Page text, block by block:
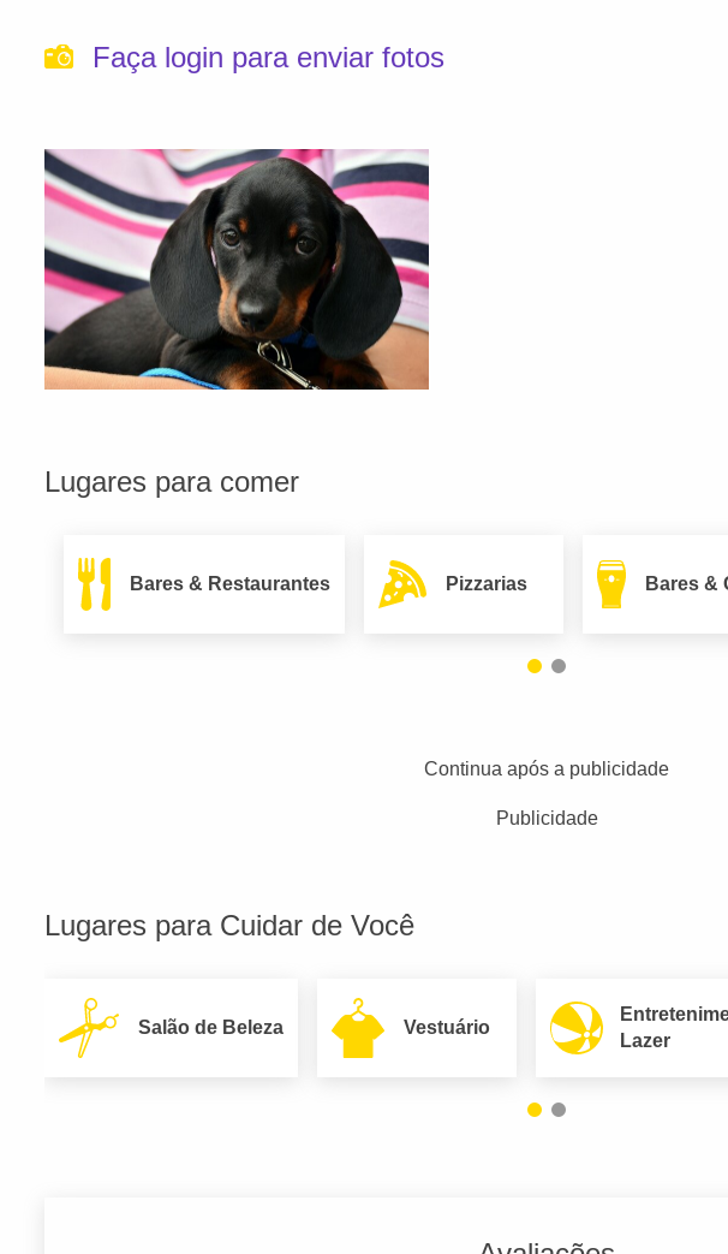
Faça login para enviar fotos
Lugares para comer
Bares & Restaurantes Pizzarias Bares &
Continua após a publicidade
Publicidade
Lugares para Cuidar de Você
Salão de Beleza Vestuário
Lazer